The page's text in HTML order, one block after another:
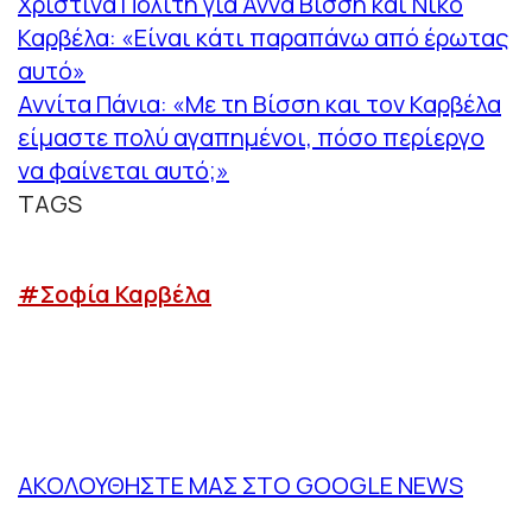
Καρβέλα: «Είναι κάτι παραπάνω από έρωτας
αυτό»
Αννίτα Πάνια: «Με τη Βίσση και τον Καρβέλα
είμαστε πολύ αγαπημένοι, πόσο περίεργο
να φαίνεται αυτό;»
TAGS
#Σοφία Καρβέλα
ΑΚΟΛΟΥΘΗΣΤΕ ΜΑΣ ΣΤΟ GOOGLE NEWS